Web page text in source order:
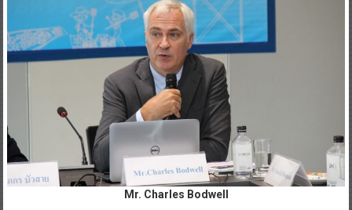
Mr. Charles Bodwell